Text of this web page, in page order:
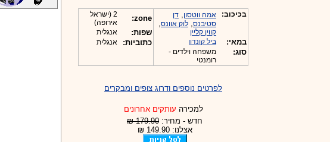
בכיכוב: אמה ווטסון, דן
סטיבנס, לוק אוונס,
קווין קליין
במאי: ביל קונדון
סוג:
משפחה וילדים -
רומנטי
zone:
2 (ישראל
אירופה)
שפות: אנגלית
כתוביות: אנגלית
לפרטים נוספים ודרוג צופים ומבקרים
למכירה עותקים אחרונים
חדש - מחיר: 179.90 ₪
אצלנו: 149.90 ₪